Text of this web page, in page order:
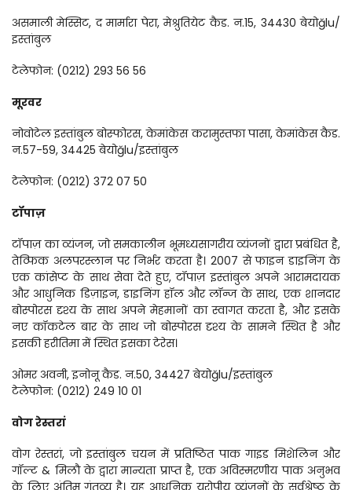
असमाली मेस्सिट, द मार्मारा पेरा, मेश्रुतियेट कैड. न.15, 34430 बेयोğlu/
इस्तांबुल
टेलेफोन: (0212) 293 56 56
मूरवर
नोवोटेल इस्तांबुल बोस्फोरस, केमांकेस करामुस्तफा पासा, केमांकेस कैड.
न.57-59, 34425 बेयोğlu/इस्तांबुल
टेलेफोन: (0212) 372 07 50
टॉपाज़
टॉपाज़ का व्यंजन, जो समकालीन भूमध्यसागरीय व्यंजनों द्वारा प्रबंधित है,
तेव्फिक अलपरस्लान पर निर्भर करता है। 2007 से फाइन डाइनिंग के
एक कांसेप्ट के साथ सेवा देते हुए, टॉपाज़ इस्तांबुल अपने आरामदायक
और आधुनिक डिज़ाइन, डाइनिंग हॉल और लॉन्ज के साथ, एक शानदार
बोस्पोरस दृश्य के साथ अपने मेहमानों का स्वागत करता है, और इसके
नए कॉकटेल बार के साथ जो बोस्पोरस दृश्य के सामने स्थित है और
इसकी हरीतिमा में स्थित इसका टेरेस।
ओमर अवनी, इनोनू कैड. न.50, 34427 बेयोğlu/इस्तांबुल
टेलेफोन: (0212) 249 10 01
वोग रेस्तरां
वोग रेस्तरां, जो इस्तांबुल चयन में प्रतिष्ठित पाक गाइड मिशेलिन और
गॉल्ट & मिलौ के द्वारा मान्यता प्राप्त है, एक अविस्मरणीय पाक अनुभव
के लिए अंतिम गंतव्य है। यह आधुनिक यूरोपीय व्यंजनों के सर्वश्रेष्ठ के